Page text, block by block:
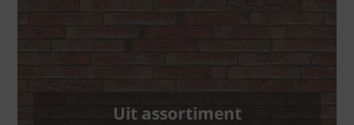
Uit assortiment